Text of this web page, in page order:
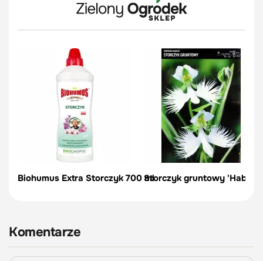
Biohumus Extra Storczyk 700 mlStorczyk gruntowy
Komentarze